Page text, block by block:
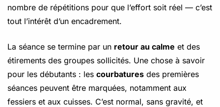
nombre de répétitions pour que l’effort soit réel — c’est
tout l’intérêt d’un encadrement.
La séance se termine par un retour au calme et des
étirements des groupes sollicités. Une chose à savoir
pour les débutants : les courbatures des premières
séances peuvent être marquées, notamment aux
fessiers et aux cuisses. C’est normal, sans gravité, et